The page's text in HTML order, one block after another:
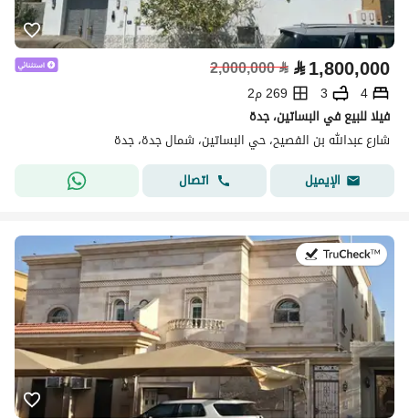
⃁1,800,000
⃁
2,000,000
4
3
269 م2
فيلا للبيع في البساتين، جدة
شارع عبدالله بن الفصيح، حي البساتين، شمال جدة، جدة
الإيميل
اتصال
في:27 يوليو 2026